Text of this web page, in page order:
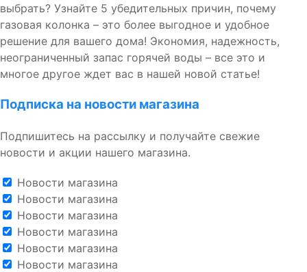
выбрать? Узнайте 5 убедительных причин, почему
газовая колонка – это более выгодное и удобное
решение для вашего дома! Экономия, надежность,
неограниченный запас горячей воды – все это и
многое другое ждет вас в нашей новой статье!
Подписка на новости магазина
Подпишитесь на рассылку и получайте свежие
новости и акции нашего магазина.
Новости магазина
Новости магазина
Новости магазина
Новости магазина
Новости магазина
Новости магазина